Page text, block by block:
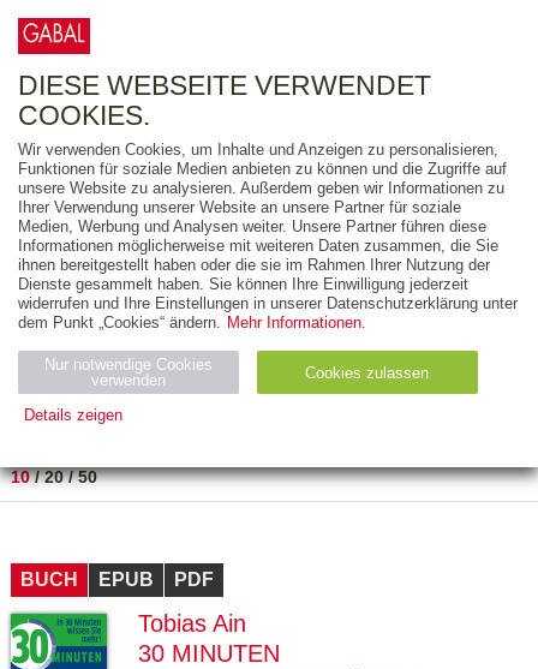
FREITEXT
AUSGABEART
AUS DER REIHE
ZUM THEMA
Neuerscheinung
Bestseller
PREIS
10/20/50
BUCH EPUB PDF
Tobias Ain
30 MINUTEN
DIESE WEBSEITE VERWENDET
COOKIES.
Wir verwenden Cookies, um Inhalte und Anzeigen zu personalisieren,
Funktionen für soziale Medien anbieten zu können und die Zugriffe auf
unsere Website zu analysieren. Außerdem geben wir Informationen zu
Ihrer Verwendung unserer Website an unsere Partner für soziale
Medien, Werbung und Analysen weiter. Unsere Partner führen diese
Informationen möglicherweise mit weiteren Daten zusammen, die Sie
ihnen bereitgestellt haben oder die sie im Rahmen Ihrer Nutzung der
Dienste gesammelt haben. Sie können Ihre Einwilligung jederzeit
widerrufen und Ihre Einstellungen in unserer Datenschutzerklärung unter
dem Punkt „Cookies“ ändern. Mehr Informationen.
Nur notwendige Cookies
verwenden
Cookies zulassen
Details zeigen
Name Zweck
ESSION
_ID
verlag.
de
Session verwendet
GV_CO
OKIES
gabal-
Speichert den Zustimmungsstatus des
Domäne.